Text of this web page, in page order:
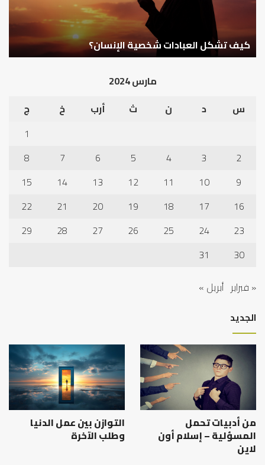
كيف تشكل العبادات شخصية الإنسان؟
مارس 2024
س
د ن ث أرب خ
ج
1
2
3
4
5
6
7
8
9
10
11
12
13
14
15
16
17
18
19
20
21
22
23
24
25
26
27
28
29
30
31
« فبراير أبريل »
الجديد
من أدبيات تحمل
المسؤلية – إسلام أون
لاين
التوازن بين عمل الدنيا
وطلب الآخرة